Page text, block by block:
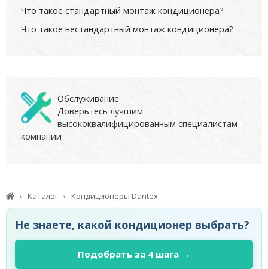
Что такое стандартный монтаж кондиционера?
Что такое нестандартный монтаж кондиционера?
Обслуживание
Доверьтесь лучшим
высококвалифицированным специалистам
компании
Каталог Кондиционеры Dantex
Не знаете, какой кондиционер выбрать?
Подобрать за 4 шага →